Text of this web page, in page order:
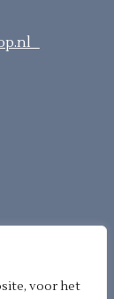
voor het